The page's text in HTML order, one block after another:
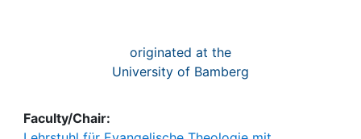
originated at the
University of Bamberg
Faculty/Chair: